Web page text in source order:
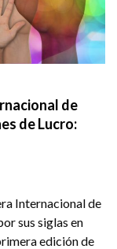
de
de Lucro:
Internacional de
sus siglas en
edición de